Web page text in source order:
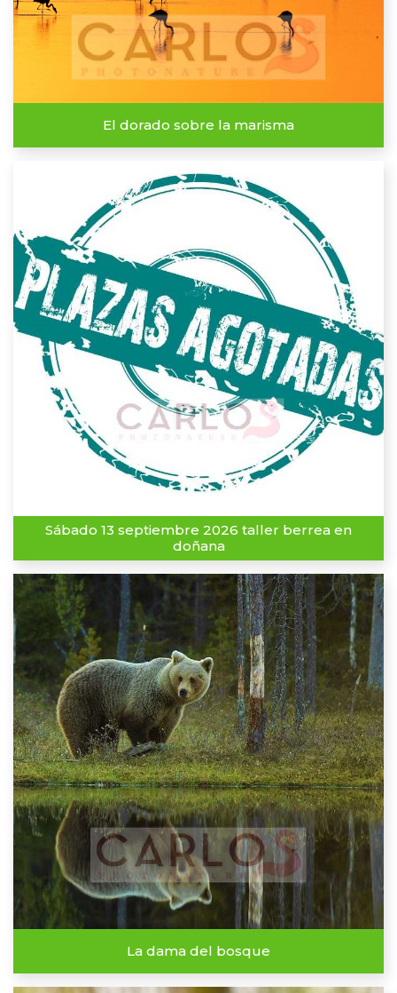
El dorado sobre la marisma
Sábado 13 septiembre 2026 taller berrea en
doñana
La dama del bosque